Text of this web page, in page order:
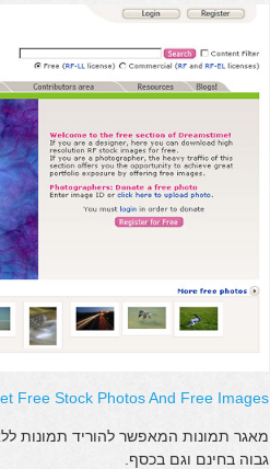
Free Stock Photos And Free Images
מאגר תמונות המאפשר להוריד תמונות
גבוה בחינם וגם בכסף.